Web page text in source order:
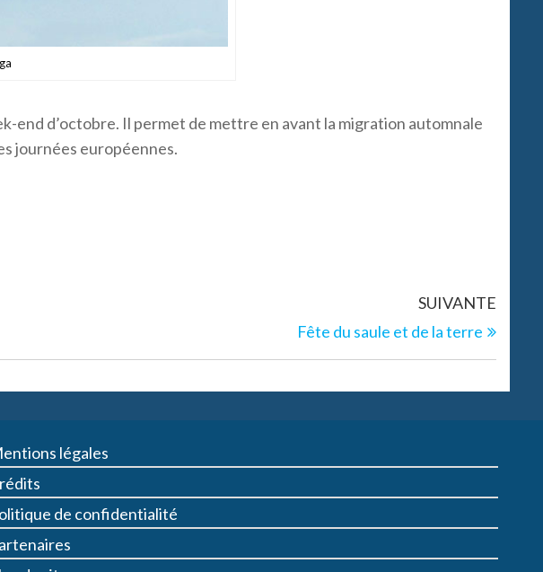
d’octobre. Il permet de mettre en avant la migration automnale
journées européennes.
SUIVANTE
Fête du saule et de la terre
légales
de confidentialité